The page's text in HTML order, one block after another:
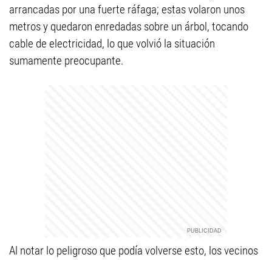
arrancadas por una fuerte ráfaga; estas volaron unos
metros y quedaron enredadas sobre un árbol, tocando
cable de electricidad, lo que volvió la situación
sumamente preocupante.
Al notar lo peligroso que podía volverse esto, los vecinos